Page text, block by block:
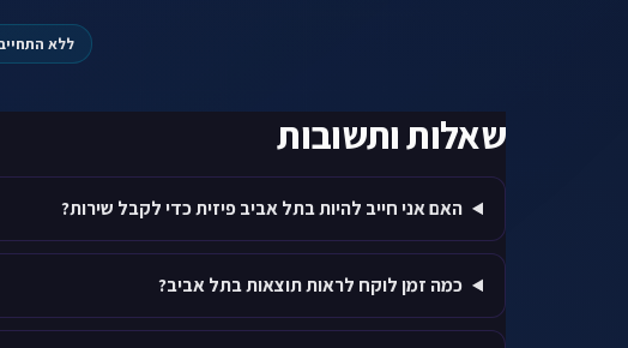
ללא
שאלות ותשובות
האם אני חייב להיות בתל אביב פיזית כדי לקבל שירות?
כמה זמן לוקח לראות תוצאות בתל אביב?